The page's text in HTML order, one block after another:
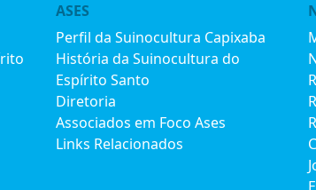
ASES
Perfil da Suinocultura Capixaba
História da Suinocultura do
Espírito Santo
Diretoria
Associados em Foco Ases
Links Relacionados